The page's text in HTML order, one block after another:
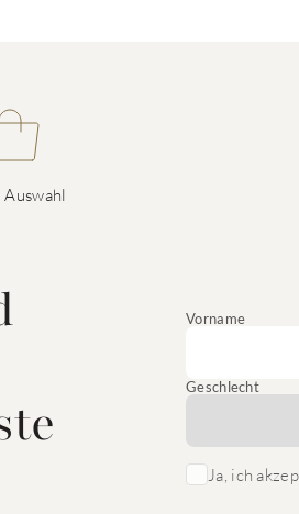
Auswahl
Vorname
Geschlecht
Ja, ich